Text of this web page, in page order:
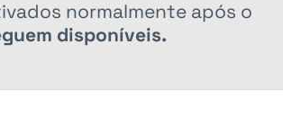
normalmente após o
disponíveis.